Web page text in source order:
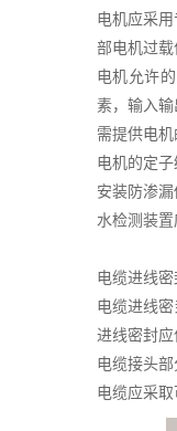
电机应采
部电机过
电机允许
素，输入
需提供电
电机的定
安装防渗
水检测装
电缆进线密
电缆进线
进线密封
电缆接头
电缆应采